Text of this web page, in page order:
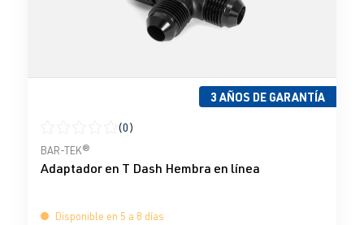
3 AÑOS DE GARANTÍA
Calificación promedio de 0 de 5 estrellas
(0)
BAR-TEK®
Adaptador en T Dash Hembra en línea
Disponible en 5 a 8 días